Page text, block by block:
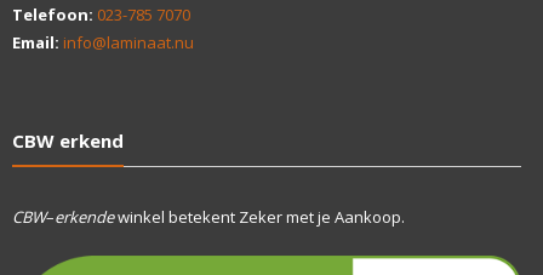
Telefoon: 023-785 7070
Email: info@laminaat.nu
CBW erkend
CBW–erkendewinkel betekent Zeker met je Aankoop.